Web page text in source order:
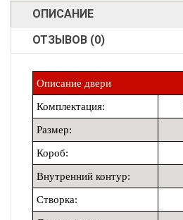
ОПИСАНИЕ
ОТЗЫВОВ (0)
Описание двери
Комплектация:
Размер:
Короб:
Внутренний контур:
Створка: